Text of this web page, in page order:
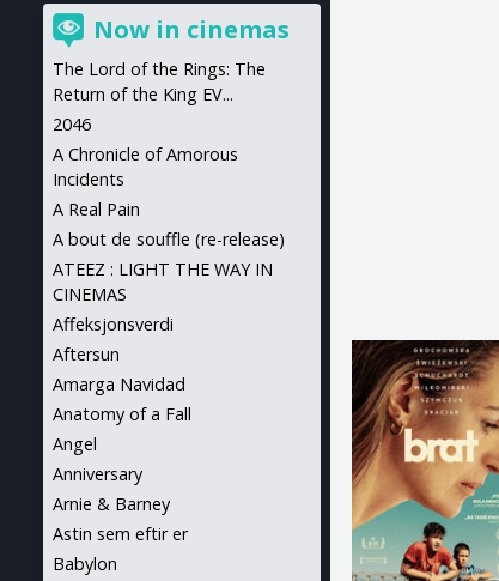
Now in cinemas
The Lord of the Rings: The
Return of the King EV...
2046
A Chronicle of Amorous
Incidents
A Real Pain
A bout de souffle (re-release)
ATEEZ : LIGHT THE WAY IN
CINEMAS
Affeksjonsverdi
Aftersun
Amarga Navidad
Anatomy of a Fall
Angel
Anniversary
Arnie & Barney
Astin sem eftir er
Babylon